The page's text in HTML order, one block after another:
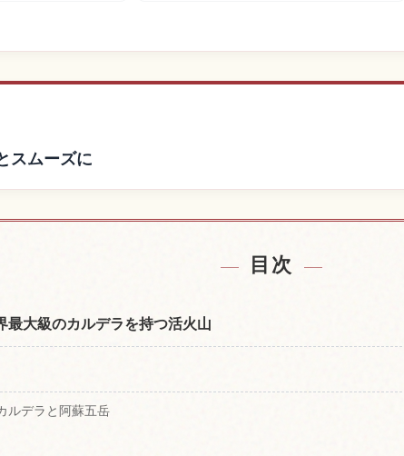
スムーズに
目次
最大級のカルデラを持つ活火山
ルデラと阿蘇五岳